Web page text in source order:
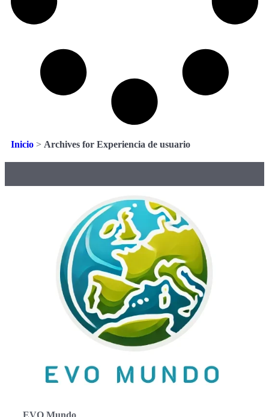
Inicio > Archives for Experiencia de usuario